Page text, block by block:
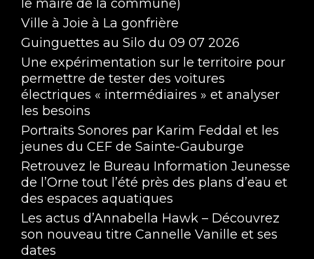
le maire de la commune)
Ville à Joie à La gonfrière
Guinguettes au Silo du 09 07 2026
Une expérimentation sur le territoire pour
permettre de tester des voitures
électriques « intermédiaires » et analyser
les besoins
Portraits Sonores par Karim Feddal et les
jeunes du CEF de Sainte-Gauburge
Retrouvez le Bureau Information Jeunesse
de l’Orne tout l’été près des plans d’eau et
des espaces aquatiques
Les actus d’Annabella Hawk – Découvrez
son nouveau titre Cannelle Vanille et ses
dates